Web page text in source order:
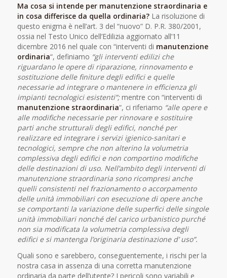
Ma cosa si intende per manutenzione straordinaria e
in cosa differisce da quella ordinaria?La risoluzione di
questo enigma è nell’art. 3 del “nuovo” D. P.R. 380/2001,
ossia nel Testo Unico dell’Edilizia aggiornato all’11
dicembre 2016 nel quale con “interventi di manutenzione
ordinaria“, definiamo “gli interventi edilizi che
riguardano le opere di riparazione, rinnovamento e
sostituzione delle finiture degli edifici e quelle
necessarie ad integrare o mantenere in efficienza gli
impianti tecnologici esistenti”;mentre con “interventi di
manutenzione straordinaria“, ci riferiamo “alle opere e
alle modifiche necessarie per rinnovare e sostituire
parti anche strutturali degli edifici, nonché per
realizzare ed integrare i servizi igienico-sanitari e
tecnologici, sempre che non alterino la volumetria
complessiva degli edifici e non comportino modifiche
delle destinazioni di uso. Nell’ambito degli interventi di
manutenzione straordinaria sono ricompresi anche
quelli consistenti nel frazionamento o accorpamento
delle unità immobiliari con esecuzione di opere anche
se comportanti la variazione delle superfici delle singole
unità immobiliari nonché del carico urbanistico purché
non sia modificata la volumetria complessiva degli
edifici e si mantenga l’originaria destinazione d’ uso”.
Quali sono e sarebbero, conseguentemente, i rischi per la
nostra casa in assenza di una corretta manutenzione
ordinaria da parte dell’utente? I pericoli sono variabili e